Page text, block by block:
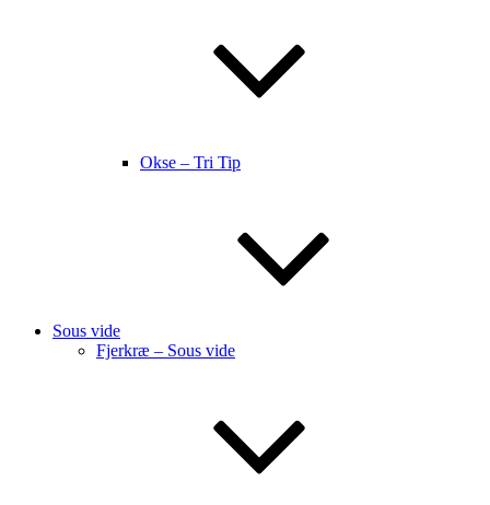
Okse – Tri Tip
Sous vide
Fjerkræ – Sous vide